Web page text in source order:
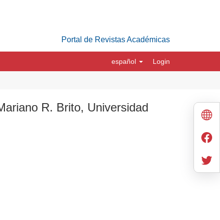
Portal de Revistas Académicas
español Login
R. Brito, Universidad